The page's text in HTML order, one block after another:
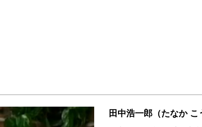
田中浩一郎（たなか こ